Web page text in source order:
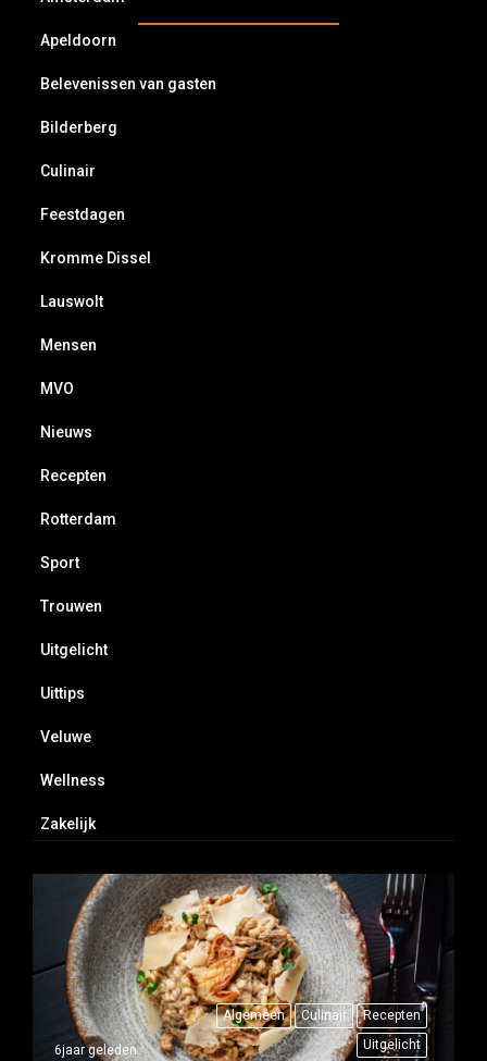
Apeldoorn
Belevenissen van gasten
Bilderberg
Culinair
Feestdagen
Kromme Dissel
Lauswolt
Mensen
MVO
Nieuws
Recepten
Rotterdam
Sport
Trouwen
Uitgelicht
Uittips
Veluwe
Wellness
Zakelijk
Algemeen Culinair
Recepten
Uitgelicht
6jaar geleden